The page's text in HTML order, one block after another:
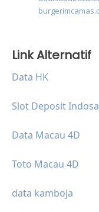
Link Alternatif
Data HK
Slot Deposit
Data Macau 4D
Toto Macau 4D
data kamboja